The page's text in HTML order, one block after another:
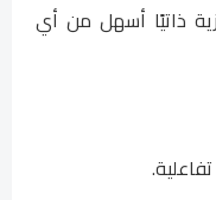
ذاتيًا أسهل من أي